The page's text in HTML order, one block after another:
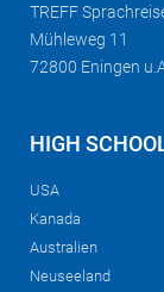
TREFF
Mühleweg 11
72800 Eningen
HIGH
USA
Kanada
Australien
Neuseeland